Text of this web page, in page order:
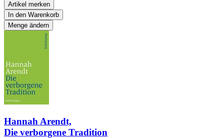
Artikel merken
In den Warenkorb
Menge ändern
Hannah Arendt,
Die verborgene Tradition